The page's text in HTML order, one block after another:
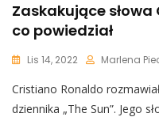
Zaskakujące
co powiedział
Lis 14, 2022 Marlena
Cristiano Ronaldo
dziennika „The Sun”. Jego